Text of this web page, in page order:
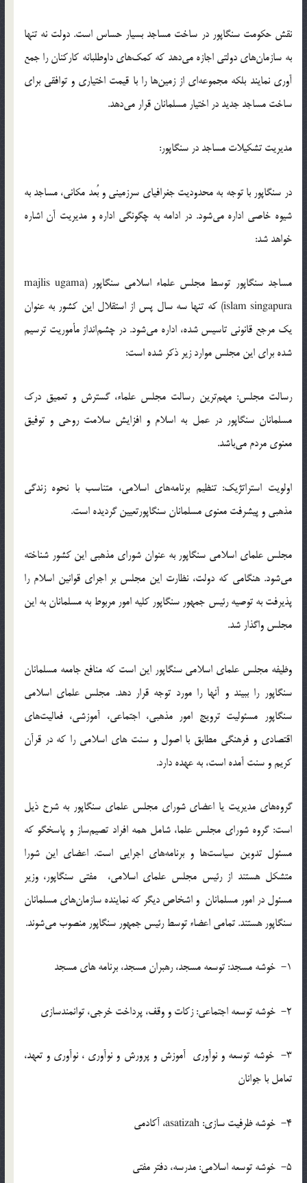
نقش حكومت سنگاپور در ساخت مساجد بسيار حساس است. دولت نه تنها
به سازمان‌هاي دولتي اجازه مي‌دهد كه كمك‌هاي داوطلبانه كاركنان را جمع
آوري نمايند بلكه مجموعه‌اي از زمين‌ها را با قيمت اختياري و توافقي براي
ساخت مساجد جديد در اختيار مسلمانان قرار مي‌دهد.
مديريت تشكيلات مساجد در سنگاپور:
در سنگاپور با توجه به محدوديت جغرافياي سرزميني و بُعد مكاني، مساجد به
شيوه خاصي اداره مي‌شود. در ادامه به چگونگي اداره و مديريت آن اشاره
خواهد شد:
مساجد سنگاپور توسط مجلس علماء اسلامي سنگاپور (majlis ugama
islam singapura) که تنها سه سال پس از استقلال اين كشور به عنوان
يك مرجع قانوني تاسيس شده، اداره مي‌شود. در چشم‌انداز مأموريت ترسيم
شده براي اين مجلس موارد زير ذكر شده است:
رسالت مجلس: مهم‌ترين رسالت مجلس علماء، گسترش و تعميق درك
مسلمانان سنگاپور در عمل به اسلام و افزايش سلامت روحي و توفيق
معنوي مردم مي‌باشد.
اولويت استراتژيك: تنظيم برنامه‌هاي اسلامي، متناسب با نحوه زندگي
مذهبي و پيشرفت معنوي مسلمانان سنگاپورتعيين گرديده است.
مجلس علماي اسلامي سنگاپور به عنوان شوراي مذهبي اين كشور شناخته
مي‌شود. هنگامي كه دولت، نظارت اين مجلس بر اجراي قوانين اسلام را
پذيرفت به توصيه رئيس جمهور سنگاپور كليه امور مربوط به مسلمانان به اين
مجلس واگذار شد.
وظيفه مجلس علماي اسلامي سنگاپور اين است كه منافع جامعه مسلمانان
سنگاپور را ببيند و آنها را مورد توجه قرار دهد. مجلس علماي اسلامي
سنگاپور مسئوليت ترويج امور مذهبي، اجتماعي، آموزشي، فعاليت‌هاي
اقتصادي و فرهنگي مطابق با اصول و سنت هاي اسلامي را كه در قرآن
كريم و سنت آمده است، به عهده دارد.
گروه‌هاي مديريت يا اعضاي شوراي مجلس علماي سنگاپور به شرح ذيل
است: گروه شوراي مجلس علما، شامل همه افراد تصيم‌ساز و پاسخگو كه
مسئول تدوين سياست‌ها و برنامه‌هاي اجرايي است. اعضاي اين شورا
متشكل هستند از رئيس مجلس علماي اسلامي، مفتي سنگاپور، وزير
مسئول در امور مسلمانان و اشخاص ديگر كه نماينده سازمان‌هاي مسلمانان
سنگاپور هستند. تمامي اعضاء توسط رئيس جمهور سنگاپور منصوب مي‌شوند.
1- خوشه مسجد: توسعه مسجد، رهبران مسجد، برنامه هاي مسجد
2- خوشه توسعه اجتماعي: زكات و وقف، پرداخت خرجي، توانمندسازي
3- خوشه توسعه و نوآوري آموزش و پرورش و نوآوري ، نوآوري و تعهد،
تعامل با جوانان
4- خوشه ظرفيت سازي: asatizah، آكادمي
5- خوشه توسعه اسلامي: مدرسه، دفتر مفتي